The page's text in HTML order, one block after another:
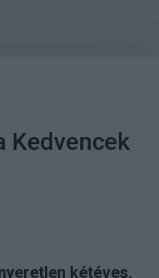
Kedvencek
kétéves,